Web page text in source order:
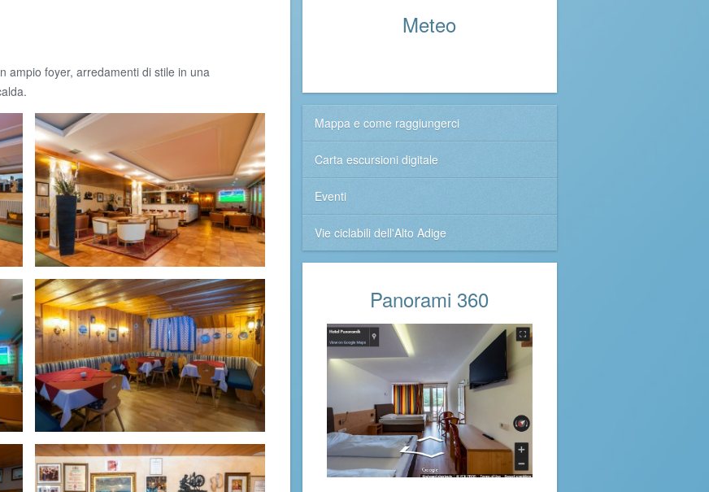
ampio foyer, arredamenti di stile in una
Meteo
Mappa e come raggiungerci
Carta escursioni digitale
Eventi
Vie ciclabili dell'Alto Adige
Panorami 360